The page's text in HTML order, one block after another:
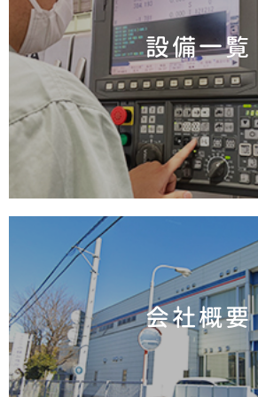
設備一覧
会社概要